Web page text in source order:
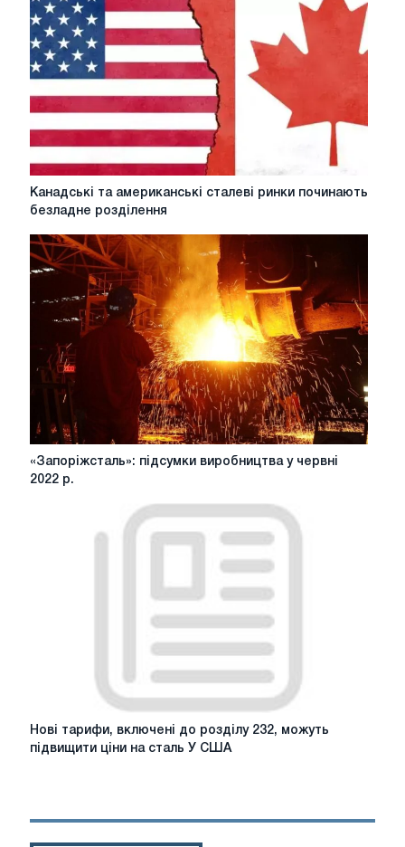
скоротилося
майже
на
6
Канадські
та
сталеві
ринки
починають
безладне
розділення
Канадські та американські сталеві ринки починають
безладне розділення
«Запоріжсталь»:
підсумки
«Запоріжсталь»: підсумки виробництва у червні
2022 р.
Нові
тарифи,
232,
Нові тарифи, включені до розділу 232, можуть
підвищити ціни на сталь У США